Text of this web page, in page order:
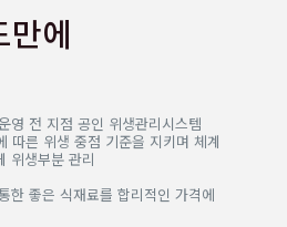
만에
영 전 지점 공인 위생관리시스템
따른 위생 중점 기준을 지키며 체계
위생부분 관리
한 좋은 식재료를 합리적인 가격에